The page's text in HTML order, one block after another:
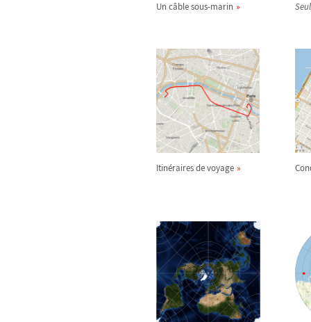
Un câble sous-marin
Itinéraires de voyage